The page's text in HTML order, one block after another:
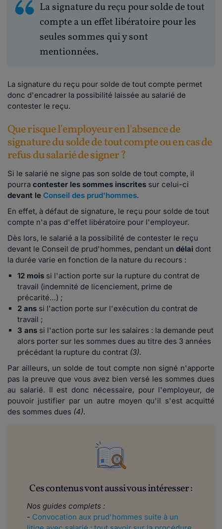
La signature du reçu pour solde de tout
compte a un effet libératoire pour les
seules sommes qui y sont
mentionnées.
La signature du reçu pour solde de tout compte permet
donc d'encadrer la possibilité laissée au salarié de
contester le reçu.
Que risque l'employeur en l'absence de
signature du solde de tout compte ou en cas de
refus du salarié de signer ?
Si le salarié ne signe pas son solde de tout compte, il
pourra contester les sommes inscrites sur celui-ci
devant le Conseil des prud'hommes.
En effet, à défaut de signature, le reçu pour solde de tout
compte n'a pas d'effet libératoire pour l'employeur.
Dès lors, le salarié a la possibilité de contester le reçu
devant le Conseil de prud'hommes, pendant un délai dont
la durée varie en fonction de la nature du recours :
12 mois si l'action porte sur la rupture du contrat de
travail (indemnité de licenciement, prime de
précarité…) ;
2 ans si l'action porte sur l'exécution du contrat de
travail ;
3 ans si l'action porte sur les salaires : la demande peut
alors porter sur les sommes dues au titre des 3 années
précédant la rupture du contrat (3).
Par ailleurs, un solde de tout compte non signé n'apporte
pas la preuve que vous avez bien versé les sommes dues
au salarié. Il est donc nécessaire, pour l'employeur, de
pouvoir justifier par un autre moyen qu'il s'est acquitté
des sommes dues (4).
Ces contenus vont aussi vous intéresser :
Nos guides complets :
- Convocation aux prud'hommes suite à un